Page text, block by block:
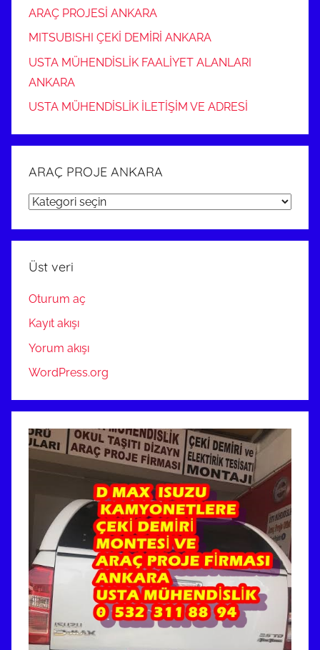
ARAÇ PROJESİ ANKARA
MITSUBISHI ÇEKİ DEMİRİ ANKARA
USTA MÜHENDİSLİK FAALİYET ALANLARI
ANKARA
USTA MÜHENDİSLİK İLETİŞİM VE ADRESİ
ARAÇ PROJE ANKARA
ARAÇ
ANKARA
Üst veri
Oturum aç
Kayıt akışı
Yorum akışı
WordPress.org